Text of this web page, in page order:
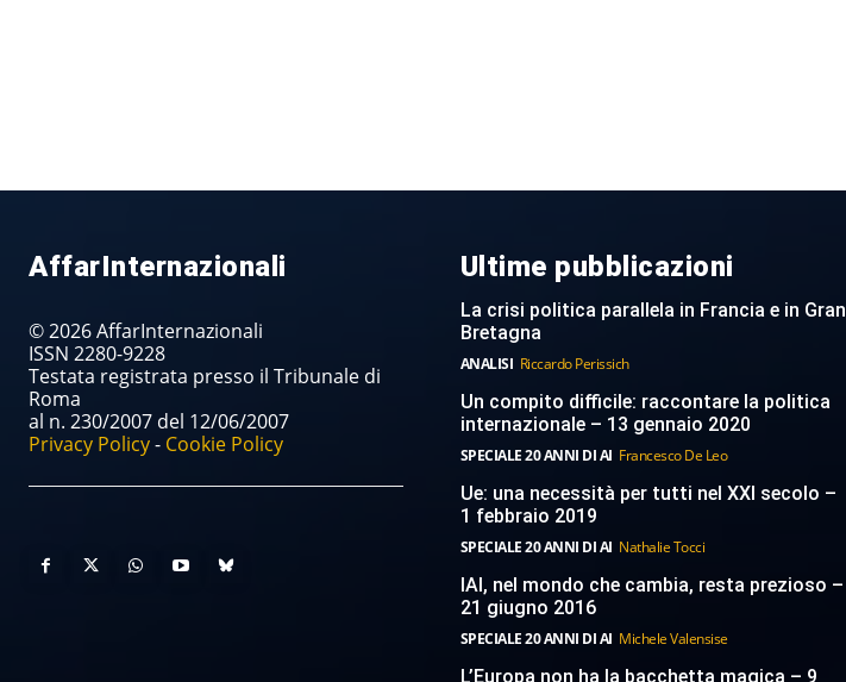
AffarInternazionali
© 2026 AffarInternazionali
ISSN 2280-9228
Testata registrata presso il Tribunale di
Roma
al n. 230/2007 del 12/06/2007
Privacy Policy- Cookie Policy
Ultime pubblicazioni
La crisi politica parallela in Francia e in Gran
Bretagna
ANALISI Riccardo Perissich
Un compito difficile: raccontare la politica
internazionale – 13 gennaio 2020
SPECIALE 20 ANNI DI AI Francesco De Leo
Ue: una necessità per tutti nel XXI secolo –
1 febbraio 2019
SPECIALE 20 ANNI DI AI Nathalie Tocci
IAI, nel mondo che cambia, resta prezioso –
21 giugno 2016
SPECIALE 20 ANNI DI AI Michele Valensise
L’Europa non ha la bacchetta magica – 9